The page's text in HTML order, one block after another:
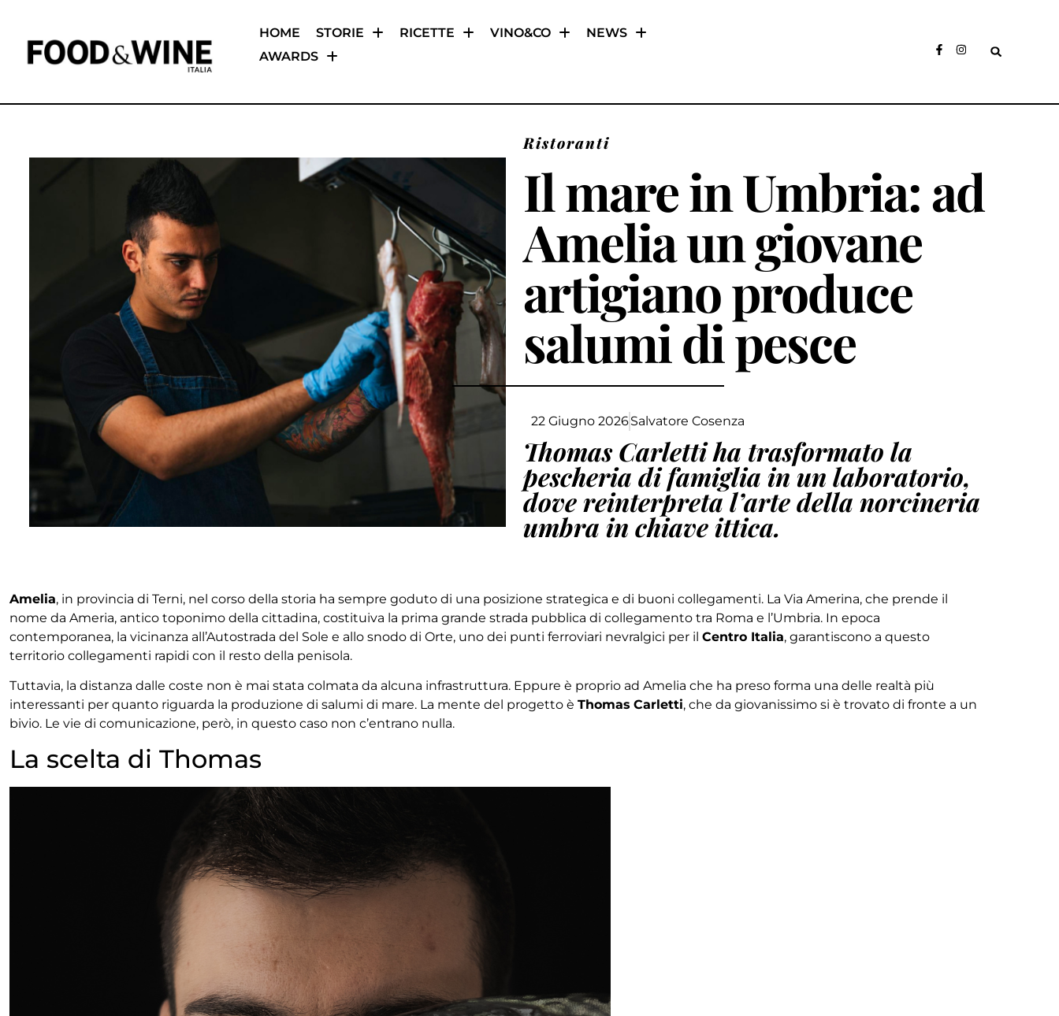
HOME STORIE RICETTE VINO&CO
NEWS
AWARDS
Ristoranti
Il mare in Umbria: ad
Amelia un giovane
artigiano produce
salumi di pesce
22 Giugno 2026Salvatore Cosenza
Thomas Carletti ha trasformato la
pescheria di famiglia in un laboratorio,
dove reinterpreta l’arte della norcineria
umbra in chiave ittica.
Amelia, in provincia di Terni, nel corso della storia ha sempre goduto di una posizione strategica e di buoni collegamenti. La Via Amerina, che prende il
nome da Ameria, antico toponimo della cittadina, costituiva la prima grande strada pubblica di collegamento tra Roma e l’Umbria. In epoca
contemporanea, la vicinanza all’Autostrada del Sole e allo snodo di Orte, uno dei punti ferroviari nevralgici per il Centro Italia, garantiscono a questo
territorio collegamenti rapidi con il resto della penisola.
Tuttavia, la distanza dalle coste non è mai stata colmata da alcuna infrastruttura. Eppure è proprio ad Amelia che ha preso forma una delle realtà più
interessanti per quanto riguarda la produzione di salumi di mare. La mente del progetto è Thomas Carletti, che da giovanissimo si è trovato di fronte a un
bivio. Le vie di comunicazione, però, in questo caso non c’entrano nulla.
La scelta di Thomas